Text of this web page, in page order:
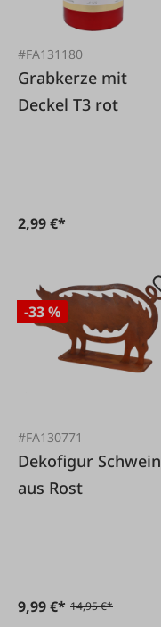
#FA131180
Grabkerze mit
Deckel T3 rot
2,99 €*
-33 %
#FA130771
Dekofigur Schwein
aus Rost
9,99 €* 14,95 €*